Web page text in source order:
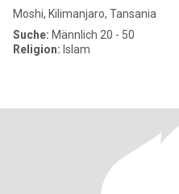
Moshi, Kilimanjaro, Tansania
Suche: Männlich 20 - 50
Religion: Islam